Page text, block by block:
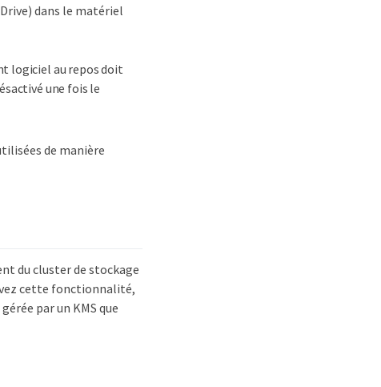
dans le matériel
logiciel au repos doit
une fois le
de manière
du cluster de stockage
cette fonctionnalité,
par un KMS que